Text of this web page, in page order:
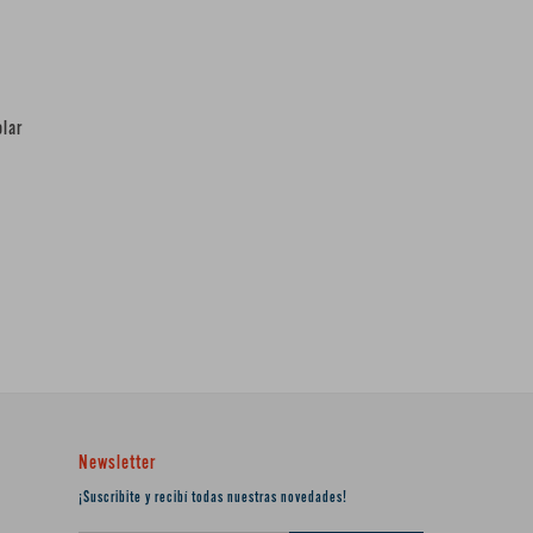
Newsletter
¡Suscribite y recibí todas nuestras novedades!